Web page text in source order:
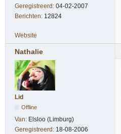
Geregistreerd: 04-02-2007
Berichten: 12824
Website
Nathalie
Lid
Offline
Van: Elsloo (Limburg)
Geregistreerd: 18-08-2006